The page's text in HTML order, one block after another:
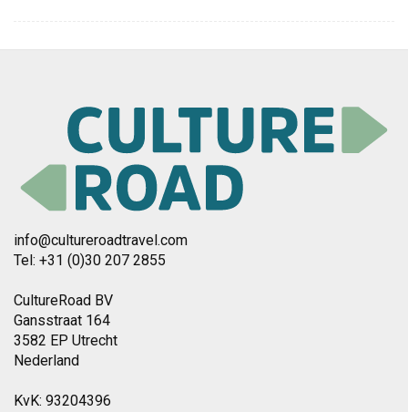
info@cultureroadtravel.com
Tel: +31 (0)30 207 2855
CultureRoad BV
Gansstraat 164
3582 EP Utrecht
Nederland
KvK: 93204396